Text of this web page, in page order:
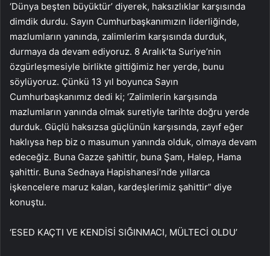
‘Dünya beşten büyüktür’ diyerek, haksızlıklar karşısında
dimdik durdu. Sayın Cumhurbaşkanımızın liderliğinde,
mazlumların yanında, zalimlerim karşısında durduk,
durmaya da devam ediyoruz. 8 Aralık’ta Suriye’nin
özgürleşmesiyle birlikte gittiğimiz her yerde, bunu
söylüyoruz. Çünkü 13 yıl boyunca Sayın
Cumhurbaşkanımız dedi ki; ‘Zalimlerin karşısında
mazlumların yanında olmak suretiyle tarihte doğru yerde
durduk. Güçlü haksızsa güçlünün karşısında, zayıf eğer
haklıysa hep biz o masumun yanında olduk, olmaya devam
edeceğiz. Buna Gazze şahittir, buna Şam, Halep, Hama
şahittir. Buna Sednaya Hapishanesi’nde yıllarca
işkencelere maruz kalan, kardeşlerimiz şahittir” diye
konuştu.
‘ESED KAÇTI VE KENDİSİ SIĞINMACI, MÜLTECİ OLDU’